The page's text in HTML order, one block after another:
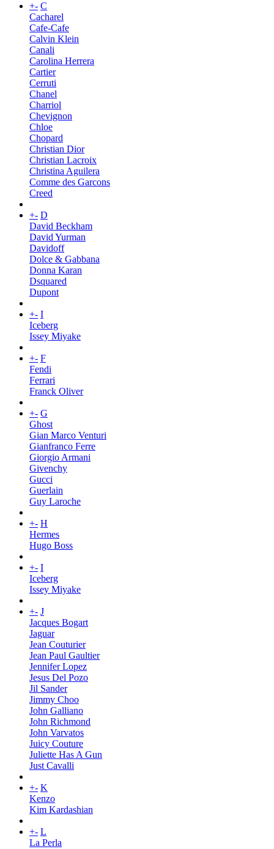
+- C
Cacharel
Cafe-Cafe
Calvin Klein
Canali
Carolina Herrera
Cartier
Cerruti
Chanel
Charriol
Chevignon
Chloe
Chopard
Christian Dior
Christian Lacroix
Christina Aguilera
Comme des Garcons
Creed
+- D
David Beckham
David Yurman
Davidoff
Dolce & Gabbana
Donna Karan
Dsquared
Dupont
+- I
Iceberg
Issey Miyake
+- F
Fendi
Ferrari
Franck Oliver
+- G
Ghost
Gian Marco Venturi
Gianfranco Ferre
Giorgio Armani
Givenchy
Gucci
Guerlain
Guy Laroche
+- H
Hermes
Hugo Boss
+- I
Iceberg
Issey Miyake
+- J
Jacques Bogart
Jaguar
Jean Couturier
Jean Paul Gaultier
Jennifer Lopez
Jesus Del Pozo
Jil Sander
Jimmy Choo
John Galliano
John Richmond
John Varvatos
Juicy Couture
Juliette Has A Gun
Just Cavalli
+- K
Kenzo
Kim Kardashian
+- L
La Perla